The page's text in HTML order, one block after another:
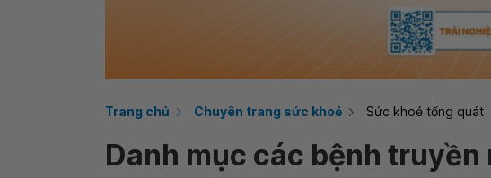
Trang chủ Chuyên trang sức khoẻ Sức khoẻ tổng quát
Danh mục các bệnh